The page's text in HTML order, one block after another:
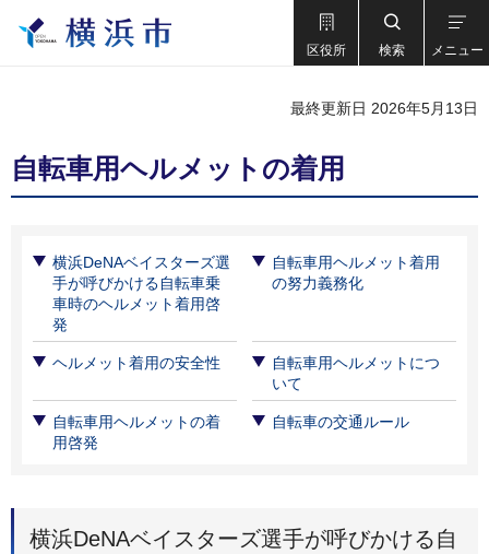
区役所 検索 メニュー
最終更新日 2026年5月13日
自転車用ヘルメットの着用
横浜DeNAベイスターズ選
手が呼びかける自転車乗
車時のヘルメット着用啓
発
自転車用ヘルメット着用
の努力義務化
ヘルメット着用の安全性
自転車用ヘルメットにつ
いて
自転車用ヘルメットの着
用啓発
自転車の交通ルール
横浜DeNAベイスターズ選手が呼びかける自